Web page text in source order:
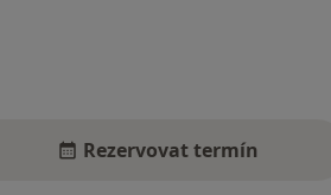
Rezervovat termín